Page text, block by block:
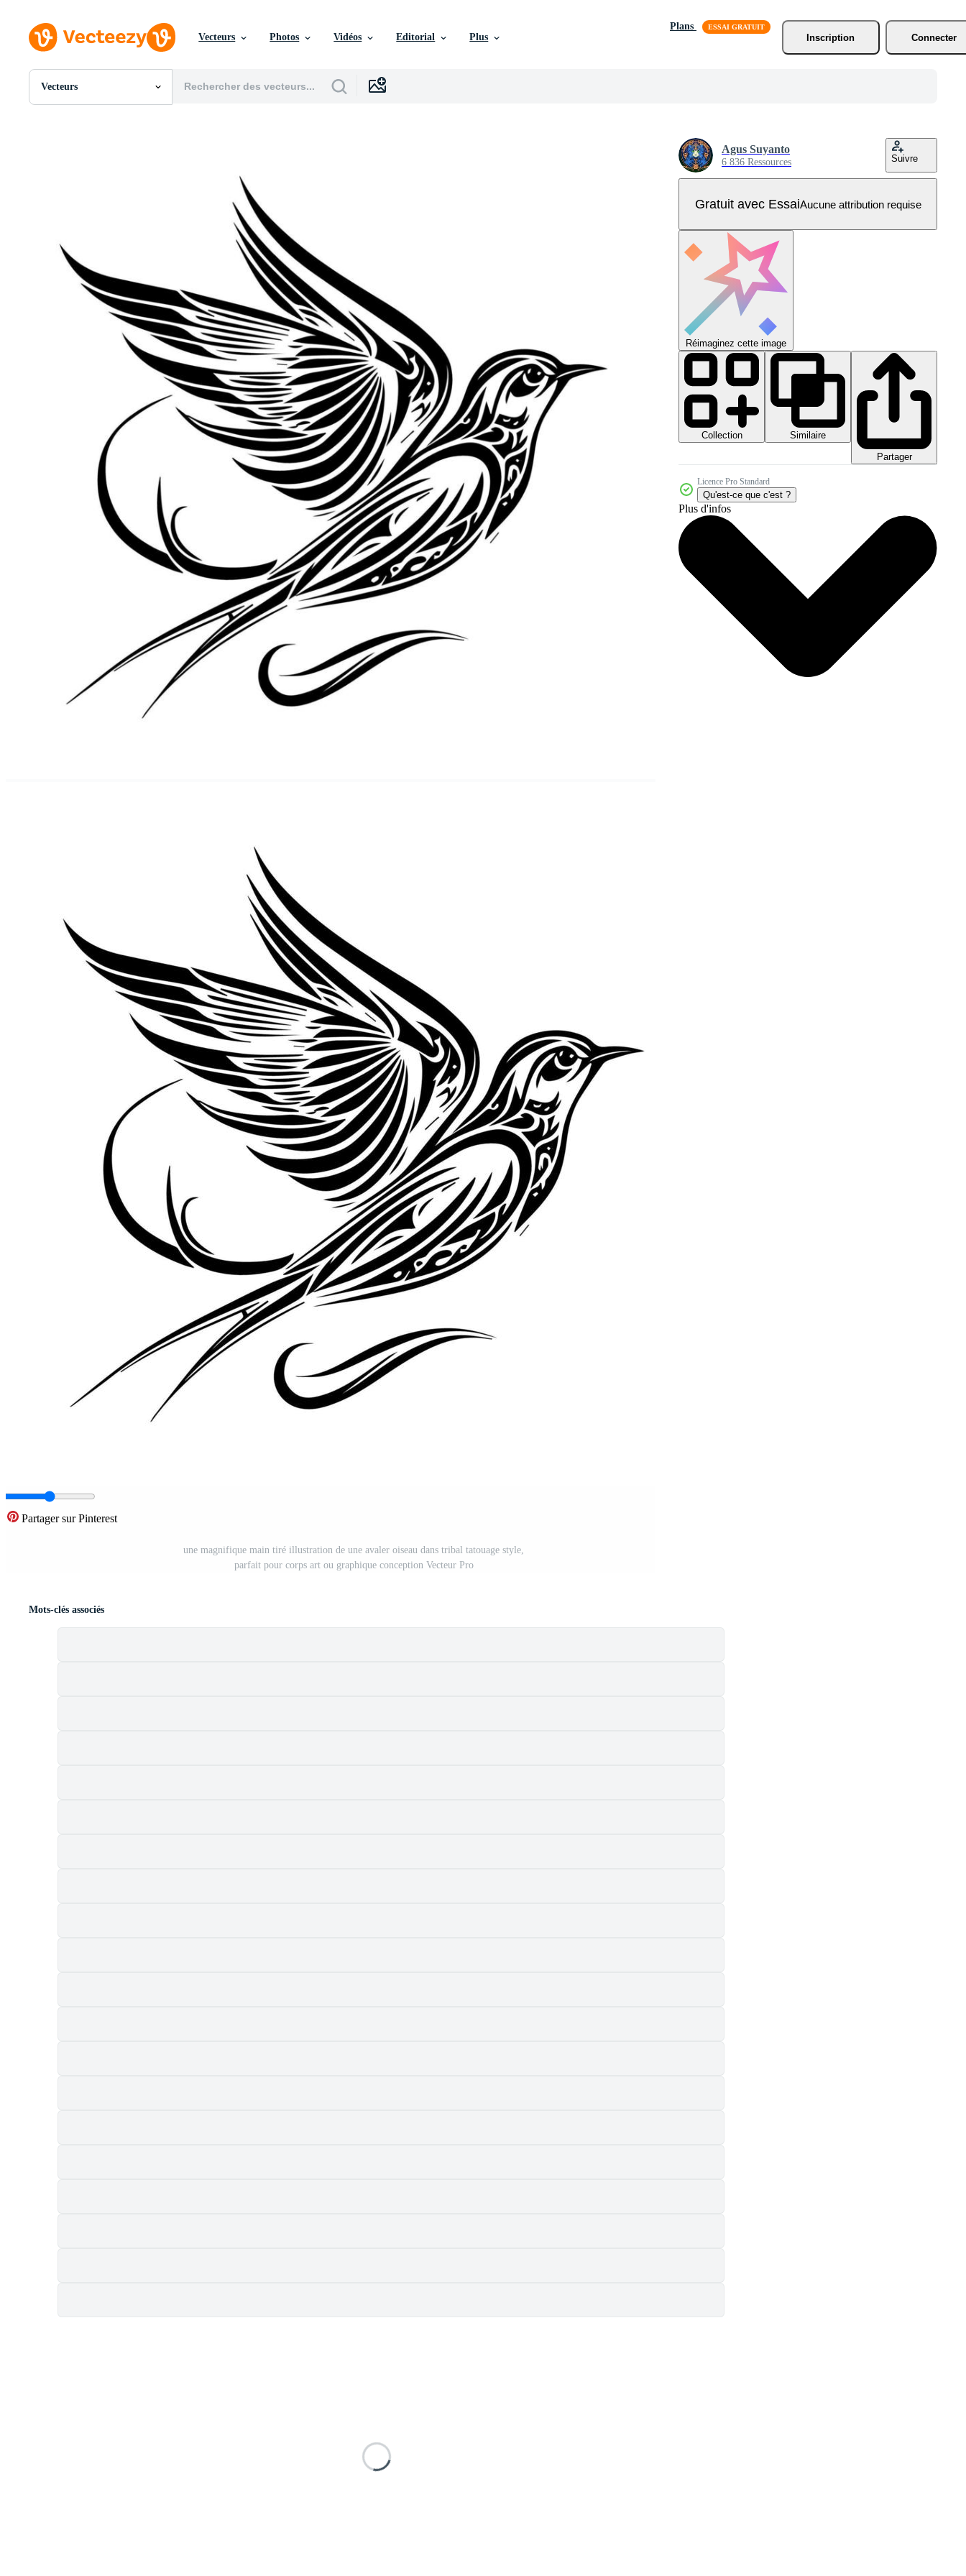
Vecteurs Photos Vidéos Editorial Plus
Plans
Inscription
Connecter
Vecteurs
Toutes Images
Événements Éditoriaux
Partager sur Pinterest
une magnifique main tiré illustration de une avaler oiseau dans tribal tatouage style,
parfait pour corps art ou graphique conception Vecteur Pro
Agus Suyanto
6 836 Ressources Suivre
Gratuit avec EssaiAucune attribution requise
Réimaginez cette image
Collection
Similaire
Partager
Licence Pro Standard
Qu'est-ce que c'est ?
Plus d'infos
Mots-clés associés